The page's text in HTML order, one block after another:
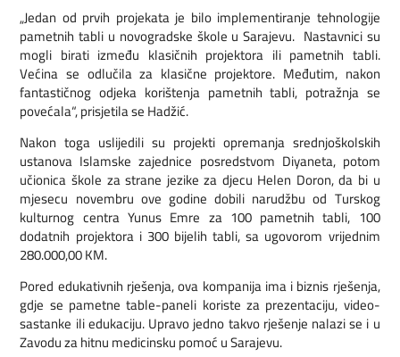
„Jedan od prvih projekata je bilo implementiranje tehnologije
pametnih tabli u novogradske škole u Sarajevu. Nastavnici su
mogli birati između klasičnih projektora ili pametnih tabli.
Većina se odlučila za klasične projektore. Međutim, nakon
fantastičnog odjeka korištenja pametnih tabli, potražnja se
povećala“, prisjetila se Hadžić.
Nakon toga uslijedili su projekti opremanja srednjoškolskih
ustanova Islamske zajednice posredstvom Diyaneta, potom
učionica škole za strane jezike za djecu Helen Doron, da bi u
mjesecu novembru ove godine dobili narudžbu od Turskog
kulturnog centra Yunus Emre za 100 pametnih tabli, 100
dodatnih projektora i 300 bijelih tabli, sa ugovorom vrijednim
280.000,00 KM.
Pored edukativnih rješenja, ova kompanija ima i biznis rješenja,
gdje se pametne table-paneli koriste za prezentaciju, video-
sastanke ili edukaciju. Upravo jedno takvo rješenje nalazi se i u
Zavodu za hitnu medicinsku pomoć u Sarajevu.